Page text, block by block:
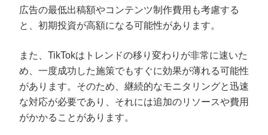
広告の最低出稿額やコンテンツ制作費用も考慮する
と、初期投資が高額になる可能性があります。
また、TikTokはトレンドの移り変わりが非常に速いた
め、一度成功した施策でもすぐに効果が薄れる可能性
があります。そのため、継続的なモニタリングと迅速
な対応が必要であり、それには追加のリソースや費用
がかかることがあります。